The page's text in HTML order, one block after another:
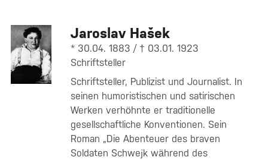
Jaroslav Hašek
* 30.04. 1883 / † 03.01. 1923
Schriftsteller
Schriftsteller, Publizist und Journalist. In
seinen humoristischen und satirischen
Werken verhöhnte er traditionelle
gesellschaftliche Konventionen. Sein
Roman „Die Abenteuer des braven
Soldaten Schwejk während des